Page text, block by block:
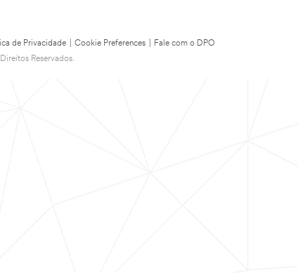
de Privacidade Cookie Preferences
Fale com o DPO
Reservados.